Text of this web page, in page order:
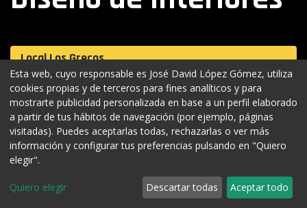
Local Los Grecos
Local Muñeco de Nieve
Ático Muebles San Francisco
Diseño 3D del proyecto
Esta web, cuyo responsable es José David López Gómez, utiliza
cookies propias y de terceros para fines analíticos y para
mostrarte publicidad personalizada en base a un perfil elaborado
a partir de tus hábitos de navegación (por ejemplo, páginas
visitadas). Puedes aceptarlas todas, rechazarlas o ver más
información y configurar tus preferencias pulsando en "Quiero
elegir".
Quiero elegir Descartar todas Aceptar todo